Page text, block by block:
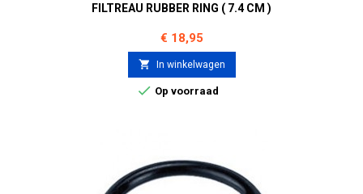
FILTREAU RUBBER RING ( 7.4 CM )
Prijs
€ 18,95
 In winkelwagen
 Op voorraad